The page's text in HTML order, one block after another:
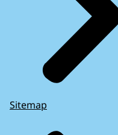
Sitemap